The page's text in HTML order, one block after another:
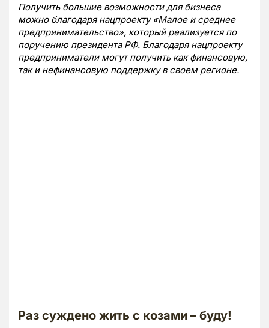
Получить большие возможности для бизнеса
можно благодаря нацпроекту «Малое и среднее
предпринимательство», который реализуется по
поручению президента РФ. Благодаря нацпроекту
предприниматели могут получить как финансовую,
так и нефинансовую поддержку в своем регионе.
Раз суждено жить с козами – буду!